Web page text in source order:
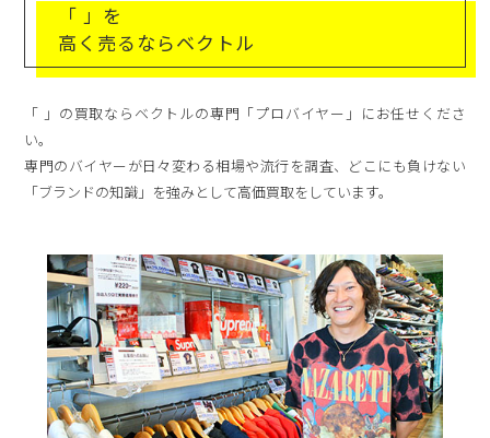
「 」を
高く売るならベクトル
「 」の買取ならベクトルの専門「プロバイヤー」にお任せくださ
い。
専門のバイヤーが日々変わる相場や流行を調査、どこにも負けない
「ブランドの知識」を強みとして高価買取をしています。